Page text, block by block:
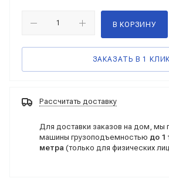
В КОРЗИНУ
ЗАКАЗАТЬ В 1 КЛИК
Рассчитать доставку
Для доставки заказов на дом, мы
машины грузоподъемностью до 1
метра (только для физических